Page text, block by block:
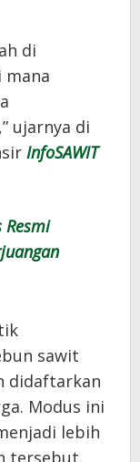
di
mana
ujarnya di
InfoSAWIT
Resmi
sawit
didaftarkan
Modus ini
lebih
tersebut